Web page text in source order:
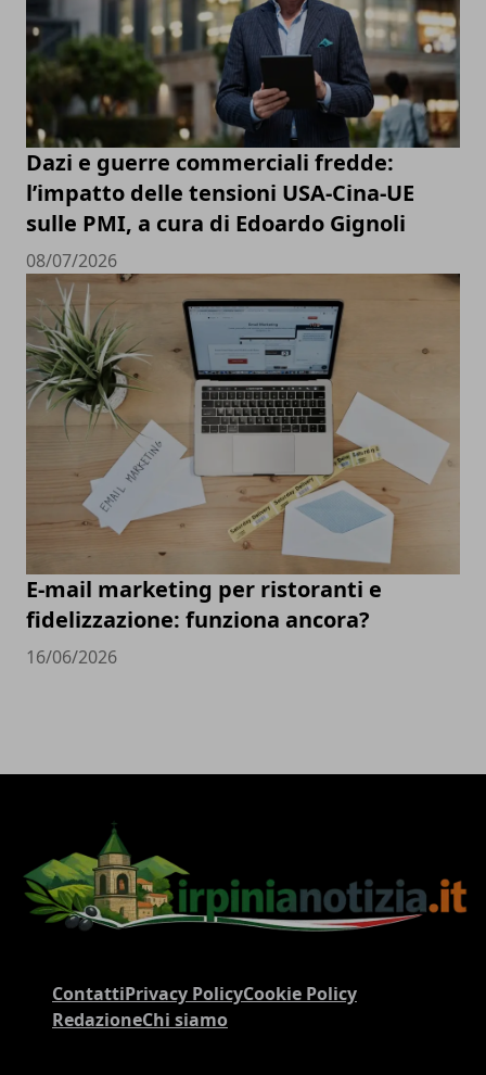
Dazi e guerre commerciali fredde:
l’impatto delle tensioni USA-Cina-UE
sulle PMI, a cura di Edoardo Gignoli
08/07/2026
E-mail marketing per ristoranti e
fidelizzazione: funziona ancora?
16/06/2026
ContattiPrivacy PolicyCookie Policy
RedazioneChi siamo